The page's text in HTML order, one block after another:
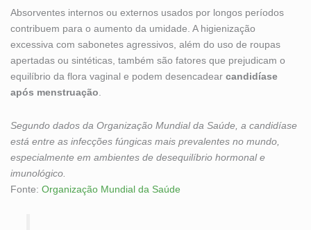
Absorventes internos ou externos usados por longos períodos
contribuem para o aumento da umidade. A higienização
excessiva com sabonetes agressivos, além do uso de roupas
apertadas ou sintéticas, também são fatores que prejudicam o
equilíbrio da flora vaginal e podem desencadear candidíase
após menstruação.
Segundo dados da Organização Mundial da Saúde, a candidíase
está entre as infecções fúngicas mais prevalentes no mundo,
especialmente em ambientes de desequilíbrio hormonal e
imunológico.
Fonte: Organização Mundial da Saúde